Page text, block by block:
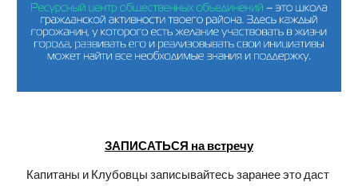
ЗАПИСАТЬСЯ на встречу
Капитаны и Клубовцы записывайтесь заранее это даст